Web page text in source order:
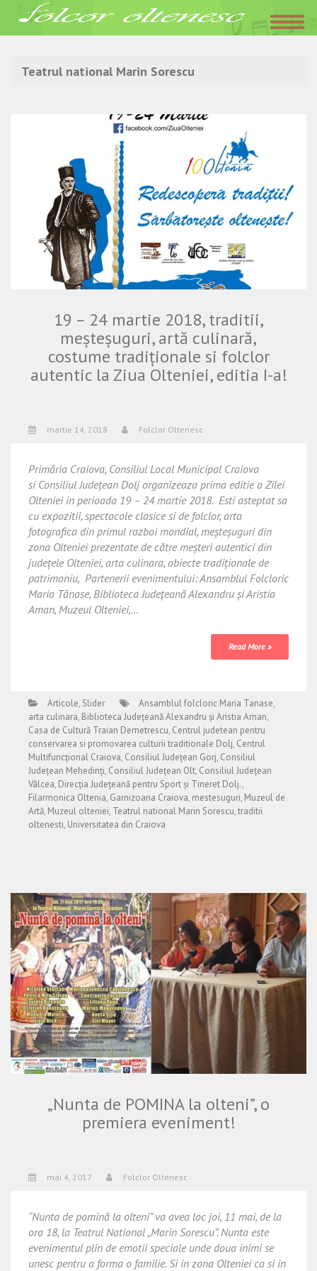
Acasa»Teatrul national Marin Sorescu
Teatrul national Marin Sorescu
19 – 24 martie 2018, traditii,
meșteșuguri, artă culinară,
costume tradiționale si folclor
autentic la Ziua Olteniei, editia I-a!
martie 14, 2018 Folclor Oltenesc
Primăria Craiova, Consiliul Local Municipal Craiova
si Consiliul Județean Dolj organizeaza prima editie a Zilei
Olteniei in perioada 19 – 24 martie 2018. Esti asteptat sa
cu expozitii, spectacole clasice si de folclor, arta
fotografica din primul razboi mondial, meșteșuguri din
zona Olteniei prezentate de către meșteri autentici din
județele Olteniei, arta culinara, obiecte tradiționale de
patrimoniu, Partenerii evenimentului: Ansamblul Folcloric
Maria Tănase, Biblioteca Județeană Alexandru și Aristia
Aman, Muzeul Olteniei,…
Read More »
Articole, Slider Ansamblul folcloric Maria Tanase,
arta culinara, Biblioteca Județeană Alexandru și Aristia Aman,
Casa de Cultură Traian Demetrescu, Centrul judetean pentru
conservarea si promovarea culturii traditionale Dolj, Centrul
Multifuncțional Craiova, Consiliul Județean Gorj, Consiliul
Județean Mehedinți, Consiliul Județean Olt, Consiliul Județean
Vâlcea, Direcția Județeană pentru Sport și Tineret Dolj.,
Filarmonica Oltenia, Garnizoana Craiova, mestesuguri, Muzeul de
Artă, Muzeul olteniei, Teatrul national Marin Sorescu,traditii
oltenesti, Universitatea din Craiova
„Nunta de POMINA la olteni”, o
premiera eveniment!
mai 4, 2017 Folclor Oltenesc
“Nunta de pomină la olteni” va avea loc joi, 11 mai, de la
ora 18, la Teatrul National „Marin Sorescu”. Nunta este
evenimentul plin de emotii speciale unde doua inimi se
unesc pentru a forma o familie. Si in zona Olteniei ca si in